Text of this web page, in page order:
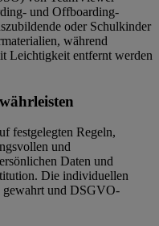
und Offboarding-
oder Schulkinder
während
Leichtigkeit entfernt werden
festgelegten Regeln,
und
Daten und
Die individuellen
gewahrt und DSGVO-